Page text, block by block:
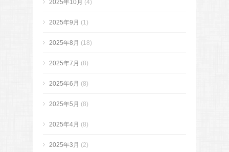
2025年10月 (4)
2025年9月 (1)
2025年8月 (18)
2025年7月 (8)
2025年6月 (8)
2025年5月 (8)
2025年4月 (8)
2025年3月 (2)